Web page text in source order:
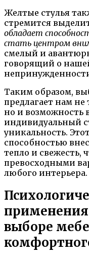
Желтые стулья
стремится
обладает
стать центром
смелый и
говорящий о
Таким образом,
предлагает нам не
но и возможность
индивидуальный
уникальность.
способностью
тепло и свежесть,
превосходными
любого интерьера.
выборе